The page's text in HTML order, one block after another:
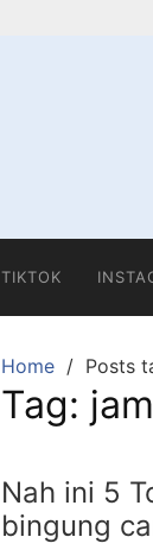
TIKTOK
Home Posts
Tag:
Nah ini 5
bingung